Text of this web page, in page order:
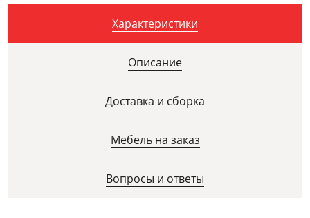
Характеристики
Описание
Доставка и сборка
Мебель на заказ
Вопросы и ответы